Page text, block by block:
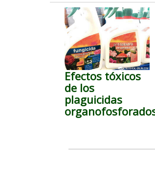
Efectos tóxicos
de los
plaguicidas